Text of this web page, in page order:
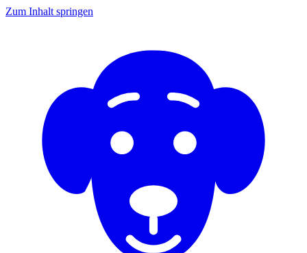
Zum Inhalt springen